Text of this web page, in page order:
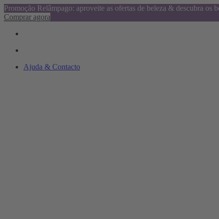
Promoção Relâmpago: aproveite as ofertas de beleza & descubra os
Comprar agora
Ajuda & Contacto